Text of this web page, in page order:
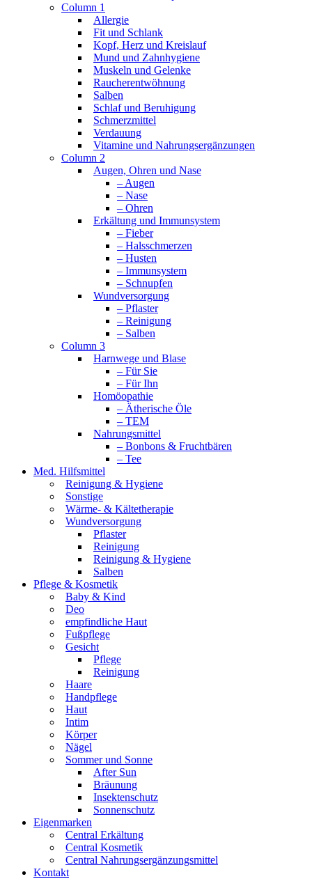
Column 1
Allergie
Fit und Schlank
Kopf, Herz und Kreislauf
Mund und Zahnhygiene
Muskeln und Gelenke
Raucherentwöhnung
Salben
Schlaf und Beruhigung
Schmerzmittel
Verdauung
Vitamine und Nahrungsergänzungen
Column 2
Augen, Ohren und Nase
– Augen
– Nase
– Ohren
Erkältung und Immunsystem
– Fieber
– Halsschmerzen
– Husten
– Immunsystem
– Schnupfen
Wundversorgung
– Pflaster
– Reinigung
– Salben
Column 3
Harnwege und Blase
– Für Sie
– Für Ihn
Homöopathie
– Ätherische Öle
– TEM
Nahrungsmittel
– Bonbons & Fruchtbären
– Tee
Med. Hilfsmittel
Reinigung & Hygiene
Sonstige
Wärme- & Kältetherapie
Wundversorgung
Pflaster
Reinigung
Reinigung & Hygiene
Salben
Pflege & Kosmetik
Baby & Kind
Deo
empfindliche Haut
Fußpflege
Gesicht
Pflege
Reinigung
Haare
Handpflege
Haut
Intim
Körper
Nägel
Sommer und Sonne
After Sun
Bräunung
Insektenschutz
Sonnenschutz
Eigenmarken
Central Erkältung
Central Kosmetik
Central Nahrungsergänzungsmittel
Kontakt